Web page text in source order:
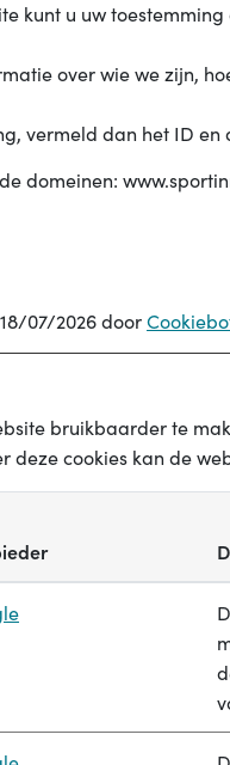
kunt u uw
over wie we zijn,
vermeld dan het ID
domeinen:
07/2026 door
bruikbaarder te
deze cookies kan de